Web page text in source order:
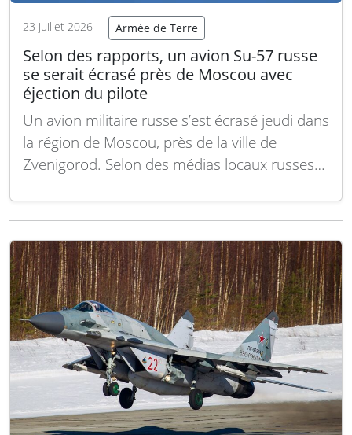
23 juillet 2026 Armée de Terre
Selon des rapports, un avion Su-57 russe
se serait écrasé près de Moscou avec
éjection du pilote
Un avion militaire russe s’est écrasé jeudi dans
la région de Moscou, près de la ville de
Zvenigorod. Selon des médias locaux russes
à s’éjecter avant l’impact. Des images
débris de l’appareil ainsi que…Lire la suite